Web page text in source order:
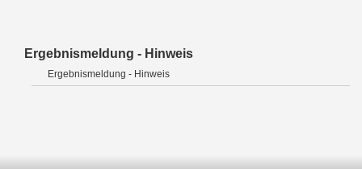
Ergebnismeldung - Hinweis
Ergebnismeldung - Hinweis